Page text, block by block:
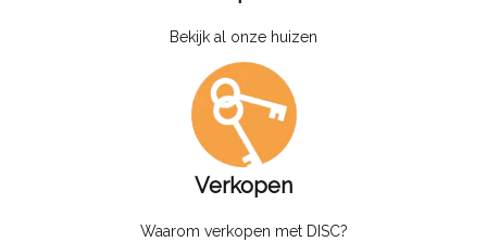
Bekijk al onze huizen
Verkopen
Waarom verkopen met DISC?